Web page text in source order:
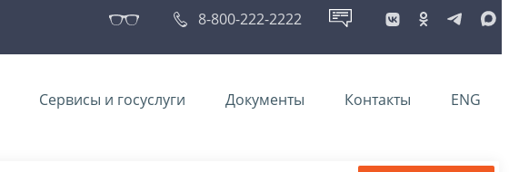
8-800-222-2222
Сервисы и госуслуги Документы Контакты ENG